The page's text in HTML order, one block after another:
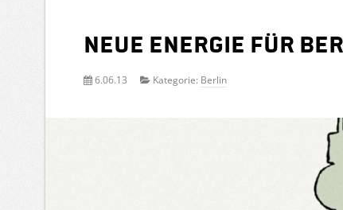
Neue Energie für
6.06.13 Kategorie: Berlin